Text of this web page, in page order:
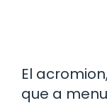
El
que a